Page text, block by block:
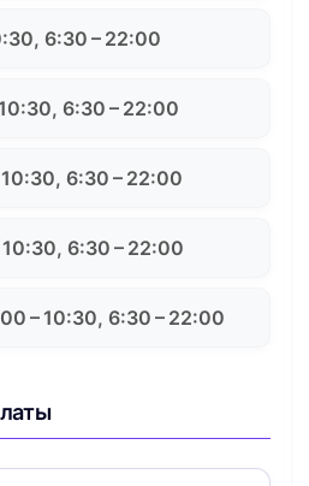
6:30 – 22:00
6:30 – 22:00
6:30 – 22:00
6:30 – 22:00
– 10:30, 6:30 – 22:00